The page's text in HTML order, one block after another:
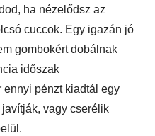
ha nézelődsz az
cuccok. Egy igazán jó
gombokért dobálnak
időszak
ennyi pénzt kiadtál egy
vagy cserélik